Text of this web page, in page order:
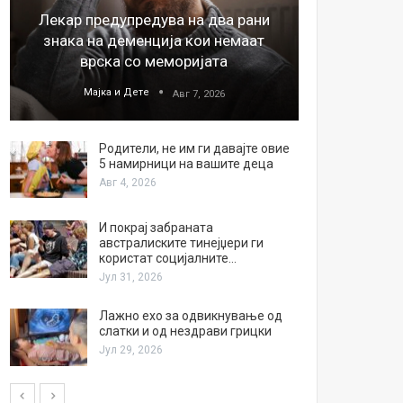
Лекар предупредува на два рани
знака на деменција кои немаат
врска со меморијата
Мајка и Дете Авг 7, 2026
Родители, не им ги давајте овие
5 намирници на вашите деца
Авг 4, 2026
И покрај забраната
австралиските тинејџери ги
користат социјалните…
Јул 31, 2026
Лажно ехо за одвикнување од
слатки и од нездрави грицки
Јул 29, 2026